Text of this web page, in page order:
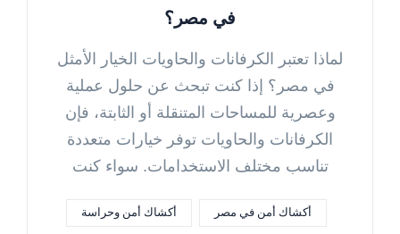
في مصر؟
لماذا تعتبر الكرفانات والحاويات الخيار الأمثل
في مصر؟ إذا كنت تبحث عن حلول عملية
وعصرية للمساحات المتنقلة أو الثابتة، فإن
الكرفانات والحاويات توفر خيارات متعددة
تناسب مختلف الاستخدامات. سواء كنت
أكشاك أمن في مصر أكشاك أمن وحراسة